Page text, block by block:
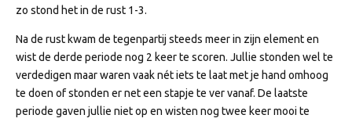
zo stond het in de rust 1-3.
Na de rust kwam de tegenpartij steeds meer in zijn element en
wist de derde periode nog 2 keer te scoren. Jullie stonden wel te
verdedigen maar waren vaak nét iets te laat met je hand omhoog
te doen of stonden er net een stapje te ver vanaf. De laatste
periode gaven jullie niet op en wisten nog twee keer mooi te